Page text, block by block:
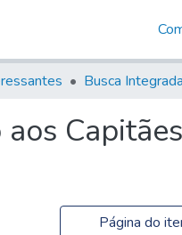
Busca Integrada
Página do